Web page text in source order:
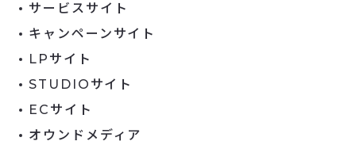
サービスサイト
キャンペーンサイト
LPサイト
STUDIOサイト
ECサイト
オウンドメディア